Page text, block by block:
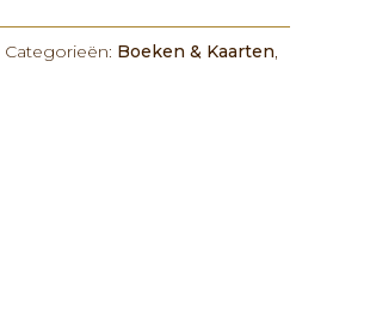
Categorieën: Boeken & Kaarten,